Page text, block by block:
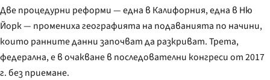
Две процедурни реформи — една в Калифорния, една в Ню
Йорк — промениха географията на подаванията по начини,
които ранните данни започват да разкриват. Трета,
федерална, е в очакване в последователни конгреси от 2017
г. без приемане.